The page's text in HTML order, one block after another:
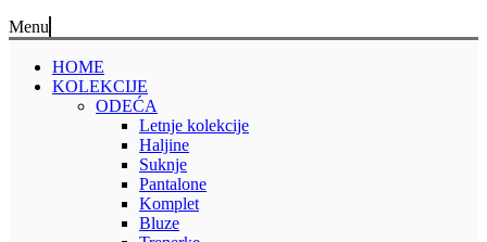
Menu
HOME
KOLEKCIJE
ODEĆA
Letnje kolekcije
Haljine
Suknje
Pantalone
Komplet
Bluze